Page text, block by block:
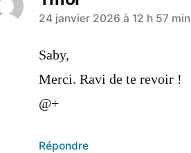
24 janvier 2026 à 12 h 57 min
Saby,
Merci. Ravi de te revoir !
@+
Répondre